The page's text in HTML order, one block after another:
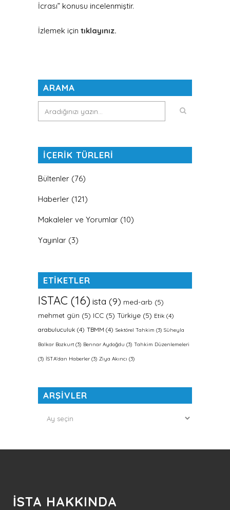
İcrası” konusu incelenmiştir.
İzlemek için tıklayınız.
ARAMA
İÇERİK TÜRLERİ
Bültenler (76)
Haberler (121)
Makaleler ve Yorumlar (10)
Yayınlar (3)
ETİKETLER
ISTAC (16) ista (9) med-arb (5)
mehmet gün (5) ICC (5) Türkiye (5) Etik (4)
arabuluculuk (4) TBMM (4) Sektörel Tahkim (3) Süheyla
Balkar Bozkurt (3) Bennar Aydoğdu (3) Tahkim Düzenlemeleri
(3) İSTA'dan Haberler (3) Ziya Akıncı (3)
ARŞİVLER
ARŞİVLER
İSTA HAKKINDA